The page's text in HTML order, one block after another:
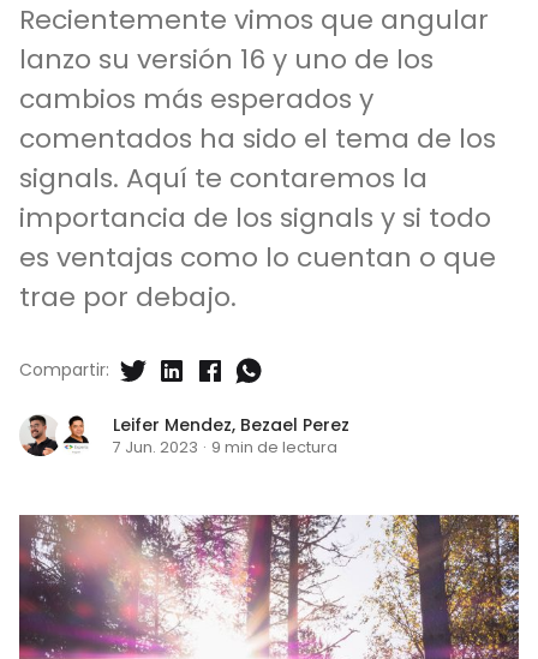
Recientemente vimos que angular
lanzo su versión 16 y uno de los
cambios más esperados y
comentados ha sido el tema de los
signals. Aquí te contaremos la
importancia de los signals y si todo
es ventajas como lo cuentan o que
trae por debajo.
Leifer Mendez, Bezael Perez
7 Jun. 2023 · 9 min de lectura
Compartir: